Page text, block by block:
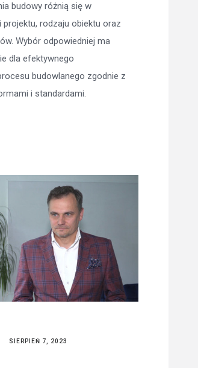
budowy różnią się w
projektu, rodzaju obiektu oraz
Wybór odpowiedniej ma
dla efektywnego
budowlanego zgodnie z
i standardami.
SIERPIEŃ 7, 2023